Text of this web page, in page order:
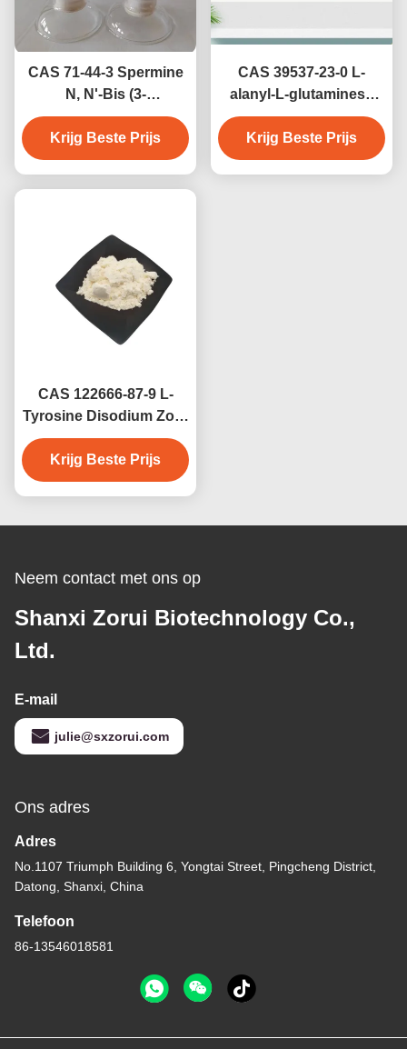
CAS 71-44-3 Spermine
N, N'-Bis (3-
aminopropyl) -1,4-
diaminobutaan
Natuurlijk polyamine
Krijg Beste Prijs
CAS 39537-23-0 L-
alanyl-L-glutaminese
voor klinische voeding
en sport supplementen
Krijg Beste Prijs
CAS 122666-87-9 L-
Tyrosine Disodium Zout
Dihydraat
Celcultuurmedia 69847-
45-6
Krijg Beste Prijs
Neem contact met ons op
Shanxi Zorui Biotechnology Co.,
Ltd.
E-mail
julie@sxzorui.com
Ons adres
Adres
No.1107 Triumph Building 6, Yongtai Street, Pingcheng District,
Datong, Shanxi, China
Telefoon
86-13546018581